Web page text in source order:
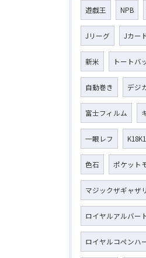
遊戯王 NPB
Jリーグ Jカー
新米 トートバ
自動巻き デジ
富士フィルム
一眼レフ
色石 ポケット
マジックザギャザ
ロイヤルアルバー
ロイヤルコペンハ